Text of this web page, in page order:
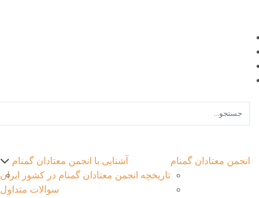
انجمن معتادان گمنام
آشنایی با انجمن معتادان گمنام
تاریخچه انجمن معتادان گمنام در کشور ایران
سوالات متداول